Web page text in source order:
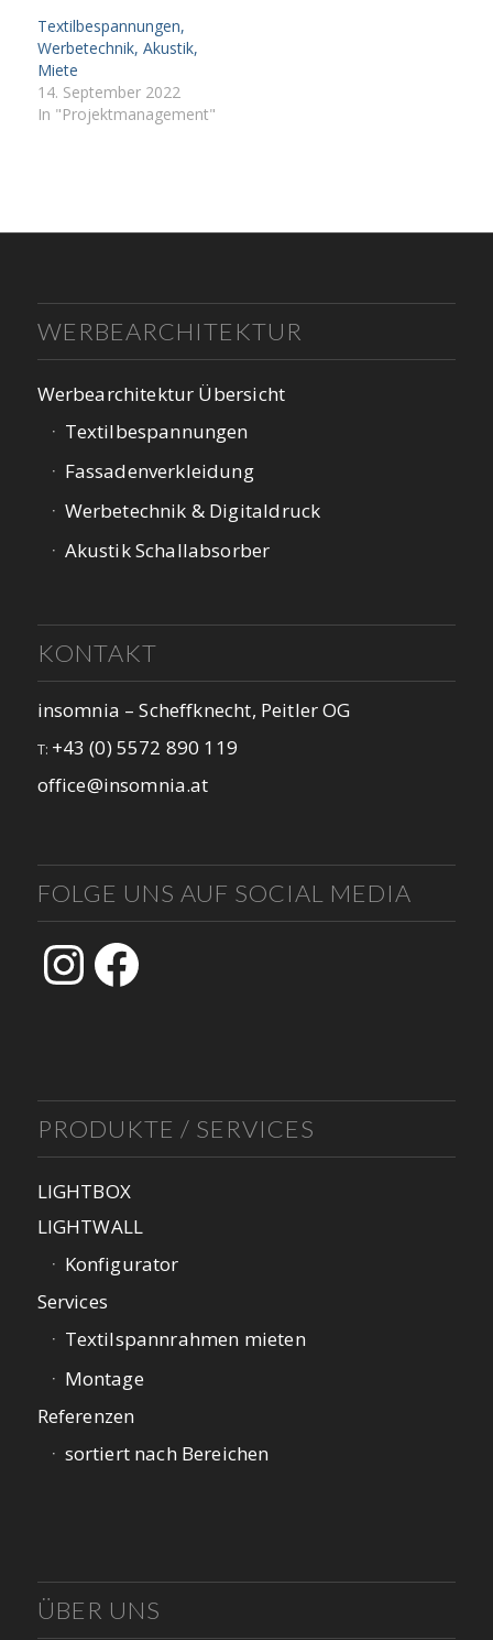
Textilbespannungen,
Werbetechnik, Akustik,
Miete
14. September 2022
In "Projektmanagement"
WERBEARCHITEKTUR
Werbearchitektur Übersicht
Textilbespannungen
Fassadenverkleidung
Werbetechnik & Digitaldruck
Akustik Schallabsorber
KONTAKT
insomnia – Scheffknecht, Peitler OG
T: +43 (0) 5572 890 119
office@insomnia.at
FOLGE UNS AUF SOCIAL MEDIA
InstagramFacebook
PRODUKTE / SERVICES
LIGHTBOX
LIGHTWALL
Konfigurator
Services
Textilspannrahmen mieten
Montage
Referenzen
sortiert nach Bereichen
ÜBER UNS